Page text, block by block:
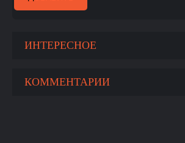
ИНТЕРЕСНОЕ
КОММЕНТАРИИ